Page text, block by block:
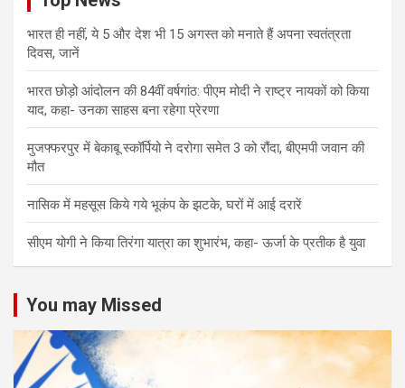
भारत ही नहीं, ये 5 और देश भी 15 अगस्त को मनाते हैं अपना स्वतंत्रता
दिवस, जानें
भारत छोड़ो आंदोलन की 84वीं वर्षगांठ: पीएम मोदी ने राष्ट्र नायकों को किया
याद, कहा- उनका साहस बना रहेगा प्रेरणा
मुजफ्फरपुर में बेकाबू स्कॉर्पियो ने दरोगा समेत 3 को रौंदा, बीएमपी जवान की
मौत
नासिक में महसूस किये गये भूकंप के झटके, घरों में आई दरारें
सीएम योगी ने किया तिरंगा यात्रा का शुभारंभ, कहा- ऊर्जा के प्रतीक है युवा
You may Missed